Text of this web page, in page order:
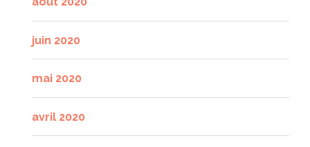
juin 2020
mai 2020
avril 2020